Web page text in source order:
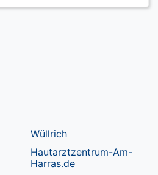
Wüllrich
Hautarztzentrum-Am-
Harras.de